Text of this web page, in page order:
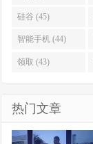
硅谷 (45)
智能手机 (44)
领取 (43)
热门文章